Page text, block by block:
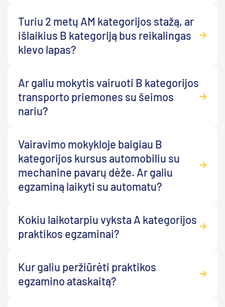
Turiu 2 metų AM kategorijos stažą, ar
išlaikius B kategoriją bus reikalingas
klevo lapas?
Ar galiu mokytis vairuoti B kategorijos
transporto priemones su šeimos
nariu?
Vairavimo mokykloje baigiau B
kategorijos kursus automobiliu su
mechanine pavarų dėže. Ar galiu
egzaminą laikyti su automatu?
Kokiu laikotarpiu vyksta A kategorijos
praktikos egzaminai?
Kur galiu peržiūrėti praktikos
egzamino ataskaitą?